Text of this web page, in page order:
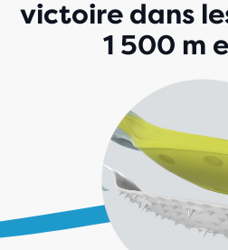
victoire dans
1 500 m